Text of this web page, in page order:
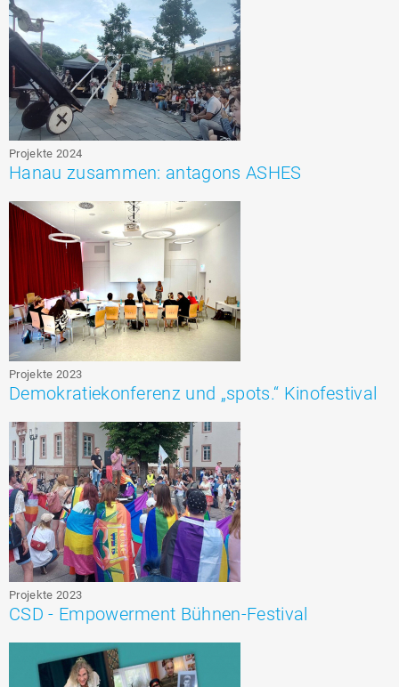
Projekte 2024
Hanau zusammen: antagons ASHES
Projekte 2023
Demokratiekonferenz und „spots.“ Kinofestival
Projekte 2023
CSD - Empowerment Bühnen-Festival